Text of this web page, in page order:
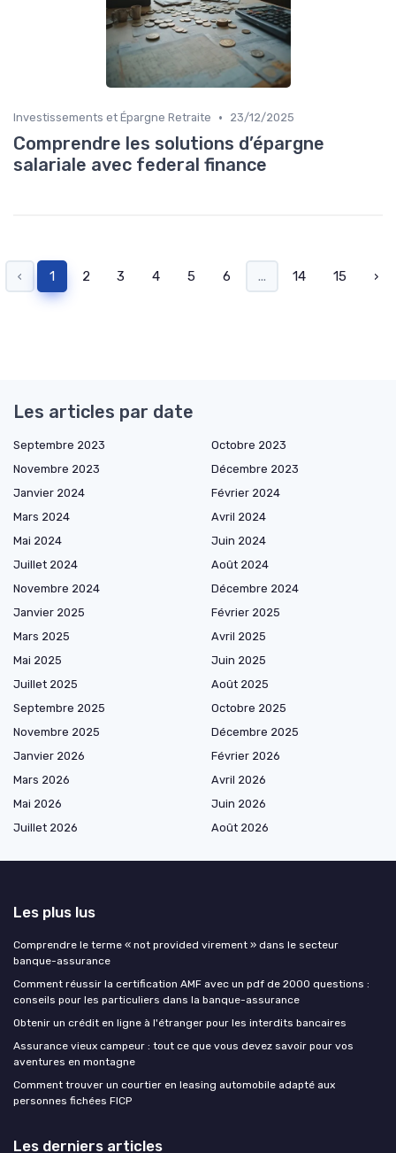
Investissements et Épargne Retraite • 23/12/2025
Comprendre les solutions d’épargne
salariale avec federal finance
‹ 1 2 3 4 5 6 ... 14 15 ›
Les articles par date
Septembre 2023
Octobre 2023
Novembre 2023
Décembre 2023
Janvier 2024
Février 2024
Mars 2024
Avril 2024
Mai 2024
Juin 2024
Juillet 2024
Août 2024
Novembre 2024
Décembre 2024
Janvier 2025
Février 2025
Mars 2025
Avril 2025
Mai 2025
Juin 2025
Juillet 2025
Août 2025
Septembre 2025
Octobre 2025
Novembre 2025
Décembre 2025
Janvier 2026
Février 2026
Mars 2026
Avril 2026
Mai 2026
Juin 2026
Juillet 2026
Août 2026
Les plus lus
Comprendre le terme « not provided virement » dans le secteur
banque-assurance
Comment réussir la certification AMF avec un pdf de 2000 questions :
conseils pour les particuliers dans la banque-assurance
Obtenir un crédit en ligne à l'étranger pour les interdits bancaires
Assurance vieux campeur : tout ce que vous devez savoir pour vos
aventures en montagne
Comment trouver un courtier en leasing automobile adapté aux
personnes fichées FICP
Les derniers articles